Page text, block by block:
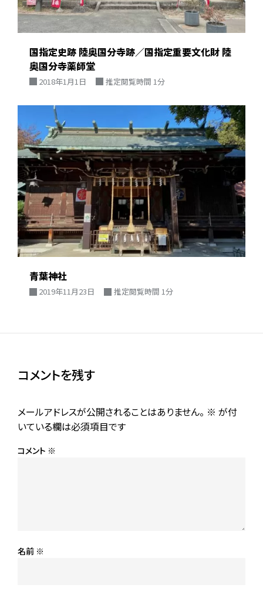
国指定史跡 陸奥国分寺跡／国指定重要文化財 陸
奥国分寺薬師堂
2018年1月1日 推定閲覧時間 1分
青葉神社
2019年11月23日 推定閲覧時間 1分
コメントを残す
メールアドレスが公開されることはありません。 ※ が付
いている欄は必須項目です
コメント ※
名前 ※